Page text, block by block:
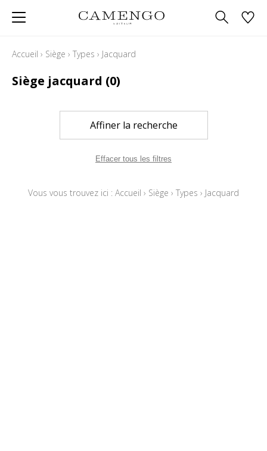
Accueil › Siège › Types › Jacquard
Siège jacquard (0)
Affiner la recherche
Effacer tous les filtres
Vous vous trouvez ici : Accueil › Siège › Types › Jacquard